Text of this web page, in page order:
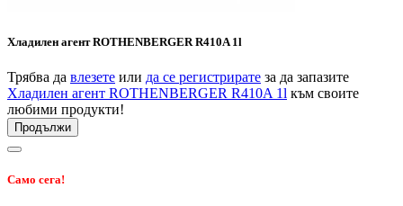
Хладилен агент ROTHENBERGER R410A 1l
Трябва да влезете или да се регистрирате за да запазите
Хладилен агент ROTHENBERGER R410A 1l към своите
любими продукти!
Продължи
Само сега!